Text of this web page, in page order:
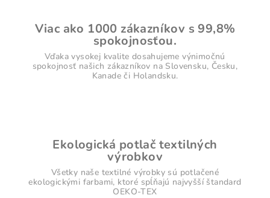
Viac ako 1000 zákazníkov s 99,8%
spokojnosťou.
Vďaka vysokej kvalite dosahujeme výnimočnú
spokojnosť našich zákazníkov na Slovensku, Česku,
Kanade či Holandsku.
Ekologická potlač textilných
výrobkov
Všetky naše textilné výrobky sú potlačené
ekologickými farbami, ktoré spĺňajú najvyšší štandard
OEKO-TEX